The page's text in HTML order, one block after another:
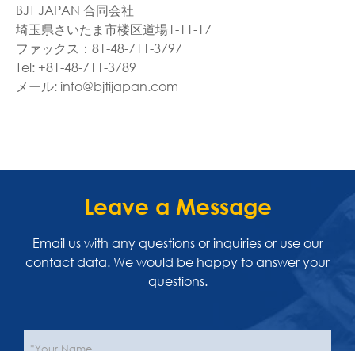
BJT JAPAN 合同会社
埼玉県さいたま市楼区道場1-11-17
ファックス：81-48-711-3797
Tel: +81-48-711-3789
メール: info@bjtijapan.com
Leave a Message
Email us with any questions or inquiries or use our
contact data. We would be happy to answer your
questions.